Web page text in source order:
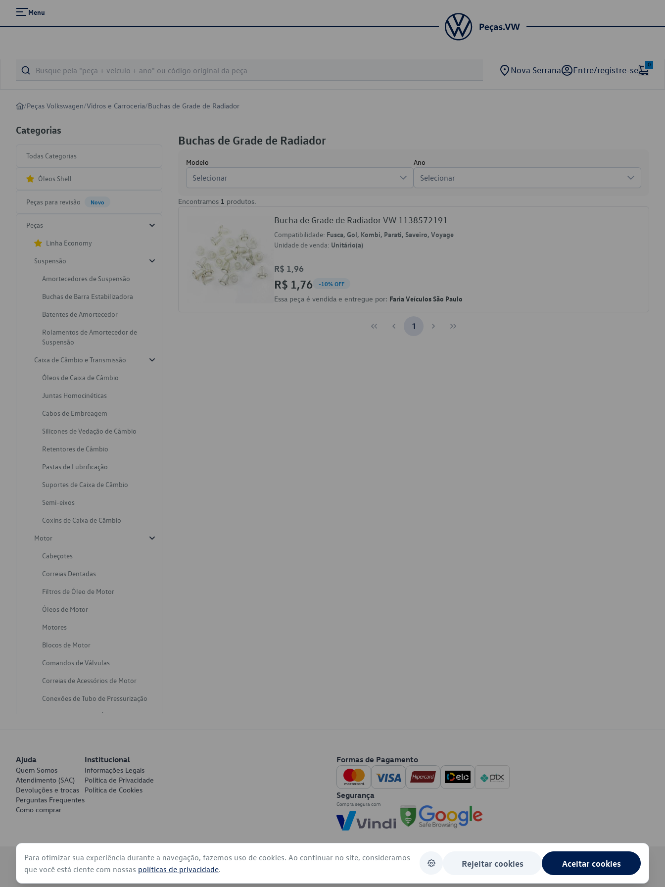
Menu
Nova Serrana Entre/registre-se
0
/Peças Volkswagen/Vidros e Carroceria/Buchas de Grade de Radiador
Categorias
Todas Categorias
Óleos Shell
Peças para revisão Novo
Peças
Linha Economy
Suspensão
Amortecedores de Suspensão
Buchas de Barra Estabilizadora
Batentes de Amortecedor
Rolamentos de Amortecedor de
Suspensão
Caixa de Câmbio e Transmissão
Óleos de Caixa de Câmbio
Juntas Homocinéticas
Cabos de Embreagem
Silicones de Vedação de Câmbio
Retentores de Câmbio
Pastas de Lubrificação
Suportes de Caixa de Câmbio
Semi-eixos
Coxins de Caixa de Câmbio
Motor
Cabeçotes
Correias Dentadas
Filtros de Óleo de Motor
Óleos de Motor
Motores
Blocos de Motor
Comandos de Válvulas
Correias de Acessórios de Motor
Conexões de Tubo de Pressurização
Varetas de Nivel de Óleo
Discos de Freio
Juntas de Bomba de Vácuo
Mangueiras de Vácuo de Servo
Pratos de Disco de Freio
Travas de Pastilha de Freio
Buchas de Grade de Radiador
Modelo
Selecionar
Ano
Selecionar
Encontramos 1 produtos.
Bucha de Grade de Radiador VW 1138572191
Compatibilidade: Fusca, Gol, Kombi, Parati, Saveiro, Voyage
Unidade de venda: Unitário(a)
R$ 1,96
R$ 1,76 -10% OFF
Essa peça é vendida e entregue por: Faria Veículos São Paulo
1
Ajuda
Quem Somos
Atendimento (SAC)
Devoluções e trocas
Perguntas Frequentes
Como comprar
Institucional
Informações Legais
Política de Privacidade
Política de Cookies
Formas de Pagamento
Segurança
© 2026 - Volkswagen do Brasil - Todos os direitos reservados
Para otimizar sua experiência durante a navegação, fazemos uso de cookies. Ao continuar no site, consideramos
que você está ciente com nossas políticas de privacidade.
Rejeitar cookies Aceitar cookies